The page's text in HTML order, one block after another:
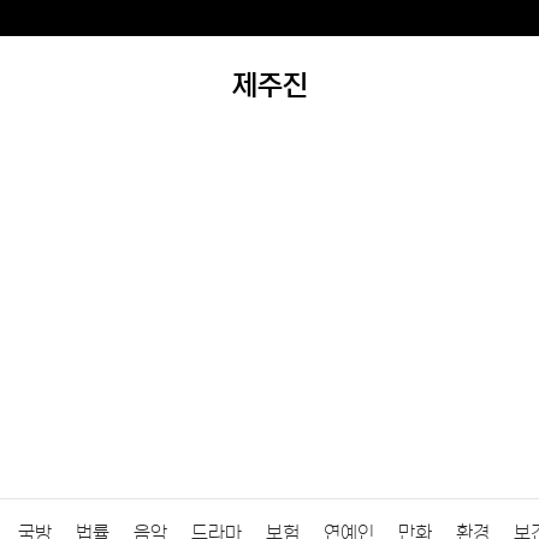
제주진
국방 법률 음악 드라마 보험 연예인 만화 환경 보